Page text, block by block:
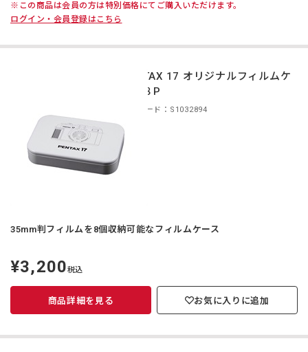
※この商品は会員の方は特別価格にてご購入いただけます。
ログイン・会員登録はこちら
PENTAX 17 オリジナルフィルムケ
ース８P
商品コード：S1032894
35mm判フィルムを8個収納可能なフィルムケース
定
価
¥3,200税込
商品詳細を見る お気に入りに追加